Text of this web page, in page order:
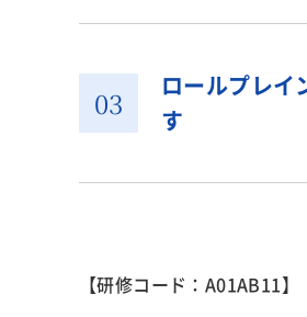
ロールプレイ
す
【研修コード：A01AB11】